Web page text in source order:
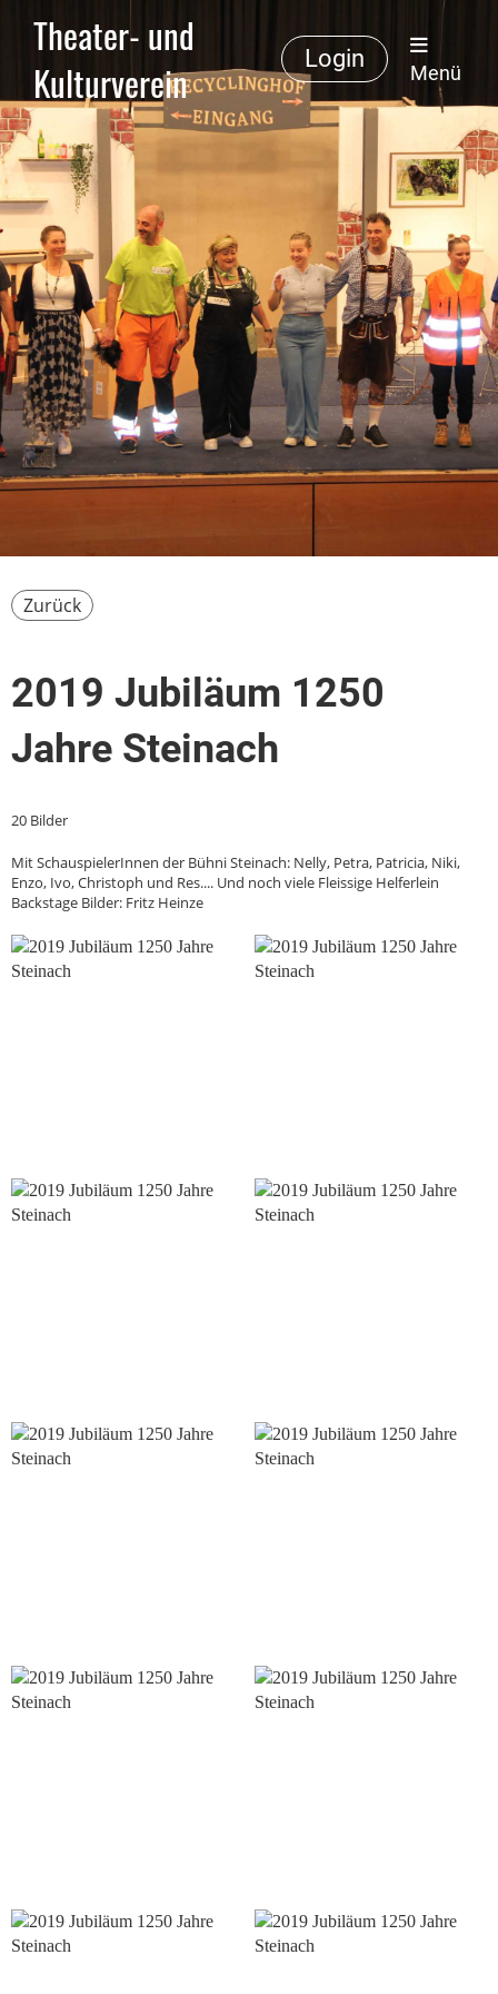
Theater- und
Kulturverein
Login
Menü
Zurück
2019 Jubiläum 1250
Jahre Steinach
20 Bilder
Mit SchauspielerInnen der Bühni Steinach: Nelly, Petra, Patricia, Niki,
Enzo, Ivo, Christoph und Res.... Und noch viele Fleissige Helferlein
Backstage Bilder: Fritz Heinze